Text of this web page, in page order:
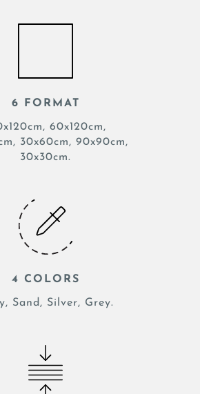
6 FORMAT
60x120cm,
30x60cm, 90x90cm,
30x30cm.
4 COLORS
Sand, Silver, Grey.